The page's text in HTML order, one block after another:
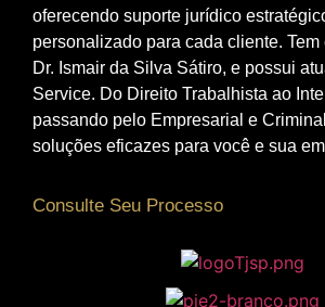
oferecendo suporte jurídico
personalizado para cada cliente.
Dr. Ismair da Silva Sátiro, e possui
Service. Do Direito Trabalhista ao
passando pelo Empresarial e
soluções eficazes para você e sua
Consulte Seu Processo